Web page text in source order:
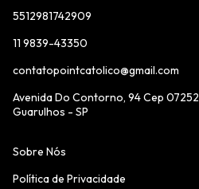
5512981742909
11 9839-43350
contatopointcatolico@gmail.com
Avenida Do Contorno, 94 Cep
Guarulhos - SP
Sobre Nós
Política de Privacidade